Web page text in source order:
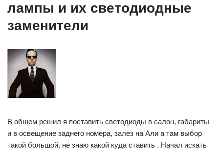
лампы и их светодиодные
заменители
В общем решил я поставить светодиоды в салон, габариты
и в освещение заднего номера, залез на Али а там выбор
такой большой, не знаю какой куда ставить . Начал искать